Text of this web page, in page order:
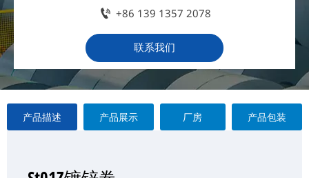
 +86 139 1357 2078
联系我们
产品描述 产品展示 厂房 产品包装